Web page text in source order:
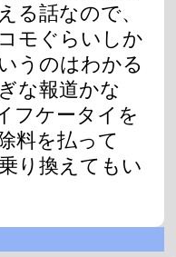
る話なので、
モぐらいしか
うのはわかる
な報道かな
フケータイを
料を払って
り換えてもい